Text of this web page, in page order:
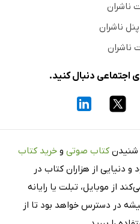
ناشران
ناشران
ناشران
اجتماعی دنبال کنید.
شنیدن کتاب صوتی و خرید کتاب
و دنیایی از هزاران کتاب در
از موبایل، تبلت یا رایانه
در دسترس خواهد بود تا از